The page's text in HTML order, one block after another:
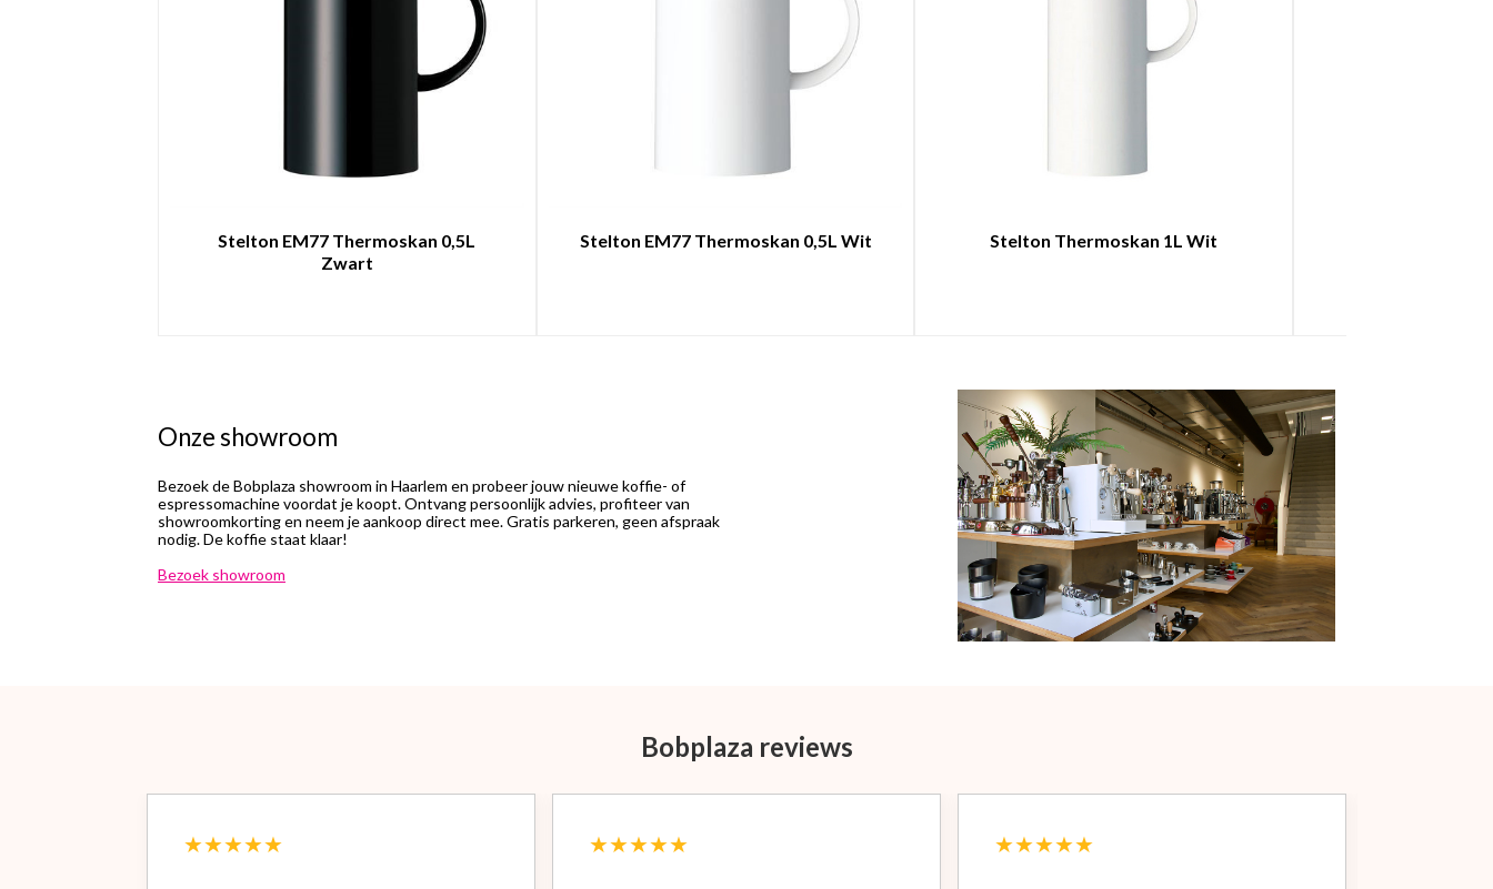
Stelton EM77 Thermoskan 0,5L
Zwart
Stelton EM77 Thermoskan 0,5L Wit Stelton Thermoskan 1L Wit
Onze showroom
Bezoek de Bobplaza showroom in Haarlem en probeer jouw nieuwe koffie- of
espressomachine voordat je koopt. Ontvang persoonlijk advies, profiteer van
showroomkorting en neem je aankoop direct mee. Gratis parkeren, geen afspraak
nodig. De koffie staat klaar!
Bezoek showroom
Bobplaza reviews
★★★★★ ★★★★★ ★★★★★